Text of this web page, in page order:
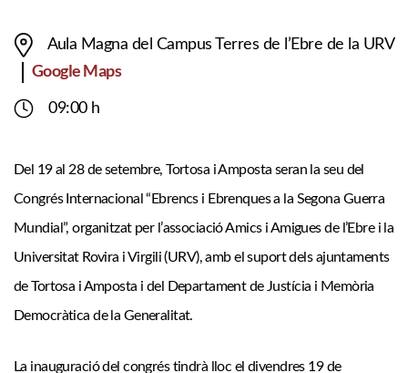
Aula Magna del Campus Terres de l’Ebre de la URV
Google Maps
09:00 h
Del 19 al 28 de setembre, Tortosa i Amposta seran la seu del
Congrés Internacional “Ebrencs i Ebrenques a la Segona Guerra
Mundial”, organitzat per l’associació Amics i Amigues de l’Ebre i la
Universitat Rovira i Virgili (URV), amb el suport dels ajuntaments
de Tortosa i Amposta i del Departament de Justícia i Memòria
Democràtica de la Generalitat.
La inauguració del congrés tindrà lloc el divendres 19 de